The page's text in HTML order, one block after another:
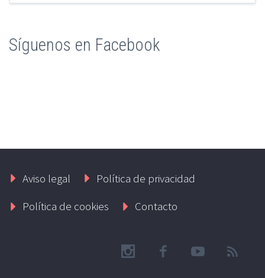
Síguenos en Facebook
Aviso legal
Política de privacidad
Política de cookies
Contacto